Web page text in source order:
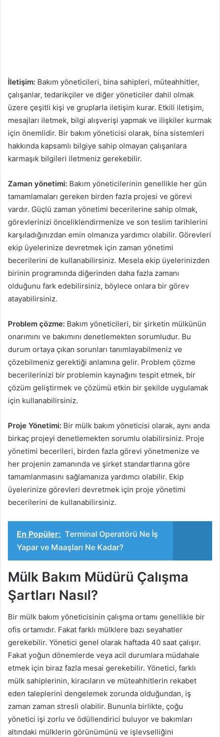
İletişim: Bakım yöneticileri, bina sahipleri, müteahhitler,
çalışanlar, tedarikçiler ve diğer yöneticiler dahil olmak
üzere çeşitli kişi ve gruplarla iletişim kurar. Etkili iletişim,
mesajları iletmek, bilgi alışverişi yapmak ve ilişkiler kurmak
için önemlidir. Bir bakım yöneticisi olarak, bina sistemleri
hakkında kapsamlı bilgiye sahip olmayan çalışanlara
karmaşık bilgileri iletmeniz gerekebilir.
Zaman yönetimi: Bakım yöneticilerinin genellikle her gün
tamamlamaları gereken birden fazla projesi ve görevi
vardır. Güçlü zaman yönetimi becerilerine sahip olmak,
görevlerinizi önceliklendirmenize ve son teslim tarihlerini
karşıladığınızdan emin olmanıza yardımcı olabilir. Görevleri
ekip üyelerinize devretmek için zaman yönetimi
becerilerini de kullanabilirsiniz. Mesela ekip üyelerinizden
birinin programında diğerinden daha fazla zamanı
olduğunu fark edebilirsiniz, böylece onlara bir görev
atayabilirsiniz.
Problem çözme: Bakım yöneticileri, bir şirketin mülkünün
onarımını ve bakımını denetlemekten sorumludur. Bu
durum ortaya çıkan sorunları tanımlayabilmeniz ve
çözebilmeniz gerektiği anlamına gelir. Problem çözme
becerilerinizi bir problemin kaynağını tespit etmek, bir
çözüm geliştirmek ve çözümü etkin bir şekilde uygulamak
için kullanabilirsiniz.
Proje Yönetimi: Bir mülk bakım yöneticisi olarak, aynı anda
birkaç projeyi denetlemekten sorumlu olabilirsiniz. Proje
yönetimi becerileri, birden fazla görevi yönetmenize ve
her projenin zamanında ve şirket standartlarına göre
tamamlanmasını sağlamanıza yardımcı olabilir. Ekip
üyelerinize görevleri devretmek için proje yönetimi
becerilerini de kullanabilirsiniz.
En Popüler: Terminal Operatörü Ne İş
Yapar ve Maaşları Ne Kadar?
Mülk Bakım Müdürü Çalışma
Şartları Nasıl?
Bir mülk bakım yöneticisinin çalışma ortamı genellikle bir
ofis ortamıdır. Fakat farklı mülklere bazı seyahatler
gerekebilir. Yönetici genel olarak haftada 40 saat çalışır.
Fakat yoğun dönemlerde veya acil durumlara müdahale
etmek için biraz fazla mesai gerekebilir. Yönetici, farklı
mülk sahiplerinin, kiracıların ve müteahhitlerin rekabet
eden taleplerini dengelemek zorunda olduğundan, iş
zaman zaman stresli olabilir. Bununla birlikte, çoğu
yönetici işi zorlu ve ödüllendirici buluyor ve bakımları
altındaki mülklerin görünümünü ve işlevselliğini